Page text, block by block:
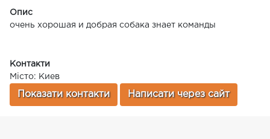
Опис
очень хорошая и добрая собака знает команды
Контакти
Місто: Киев
Показати контакти Написати через сайт